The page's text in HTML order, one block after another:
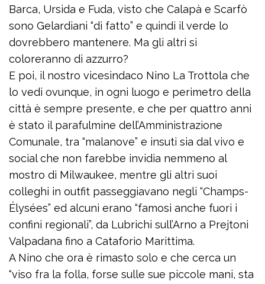
Barca, Ursida e Fuda, visto che Calapà e Scarfò
sono Gelardiani “di fatto” e quindi il verde lo
dovrebbero mantenere. Ma gli altri si
coloreranno di azzurro?
E poi, il nostro vicesindaco Nino La Trottola che
lo vedi ovunque, in ogni luogo e perimetro della
città è sempre presente, e che per quattro anni
è stato il parafulmine dell’Amministrazione
Comunale, tra “malanove” e insuti sia dal vivo e
social che non farebbe invidia nemmeno al
mostro di Milwaukee, mentre gli altri suoi
colleghi in outfit passeggiavano negli “Champs-
Élysées” ed alcuni erano “famosi anche fuori i
confini regionali”, da Lubrichi sull’Arno a Prejtoni
Valpadana fino a Cataforio Marittima.
A Nino che ora è rimasto solo e che cerca un
“viso fra la folla, forse sulle sue piccole mani, sta